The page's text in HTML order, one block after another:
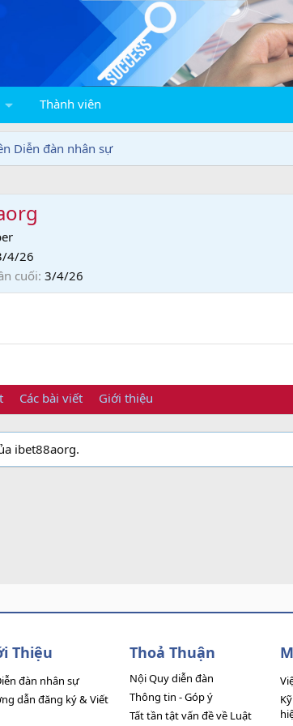
Thành viên
Diễn đàn nhân sự
4/26
cuối 3/4/26
Các bài viết Giới thiệu
ibet88aorg.
Thiệu
đàn nhân sự
dẫn đăng ký & Viết
Thoả Thuận
Nội Quy diễn đàn
Thông tin - Góp ý
Tất tần tật vấn đề về Luật